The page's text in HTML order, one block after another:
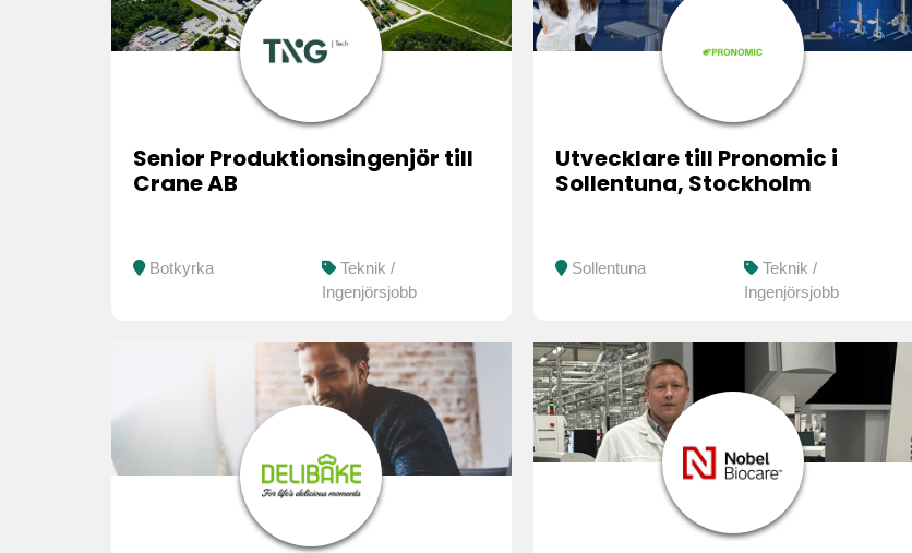
Senior Produktionsingenjör till
Crane AB
Botkyrka
Teknik /
Ingenjörsjobb
Utvecklare till Pronomic i
Sollentuna, Stockholm
Sollentuna
Teknik /
Ingenjörsjobb